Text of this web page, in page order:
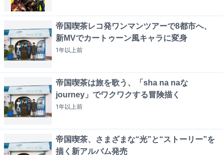
帝国喫茶レコ発ワンマンツアーで8都市へ、
新MVでカートゥーン風キャラに変身
1年以上前
帝国喫茶は旅を歌う、「sha na naな
journey」でワクワクする冒険描く
1年以上前
帝国喫茶、さまざまな“光”と“ストーリー”を
描く新アルバム発売